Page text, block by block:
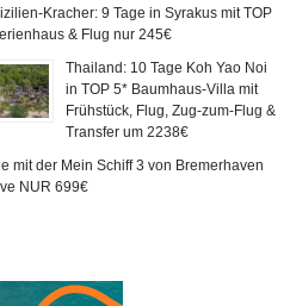
Kracher: 9 Tage in Syrakus mit TOP
& Flug nur 245€
Thailand: 10 Tage Koh Yao Noi
in TOP 5* Baumhaus-Villa mit
Frühstück, Flug, Zug-zum-Flug &
Transfer um 2238€
mit der Mein Schiff 3 von Bremerhaven
NUR 699€